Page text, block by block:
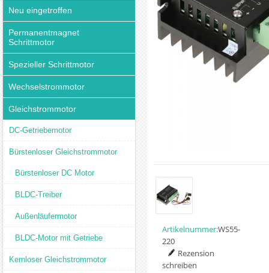
Neu eingetroffen
Permanentmagnet
Schrittmotor
Spezieller Schrittmotor
Wechselstrommotor
Gleichstrommotor
DC-Getriebemotor
Bürstenloser Gleichstrommotor
Bürstenloser DC Motor
BLDC-Treiber
Außenläufermotor
BLDC-Motor mit Getriebe
Kernloser Gleichstrommotor
Artikelnummer:WS55-
220
Rezension
schreiben